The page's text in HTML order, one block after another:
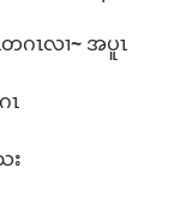
ဂၤ​လၢ~အ​ပူၤ